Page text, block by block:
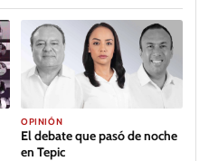
OPINIÓN
El debate que pasó de noche
en Tepic